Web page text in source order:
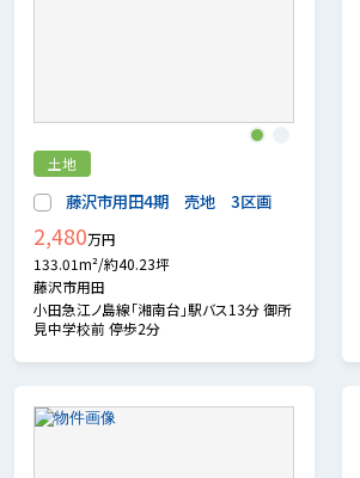
1
藤沢市用田4期 売地 3区画
土地
2,480万円
133.01m²/約40.23坪
藤沢市用田
小田急江ノ島線「湘南台」駅バス13分 御所
見中学校前 停歩2分